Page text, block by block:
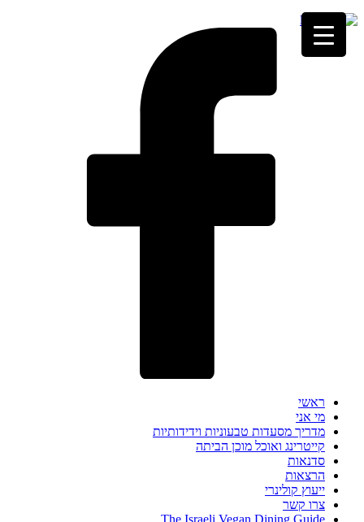
ראשי
מי אני
מדריך מסעדות טבעוניות וידידותיות
קייטרינג ואוכל מוכן הביתה
סדנאות
הרצאות
ייעוץ קולינרי
צרו קשר
The Israeli Vegan Dining Guide